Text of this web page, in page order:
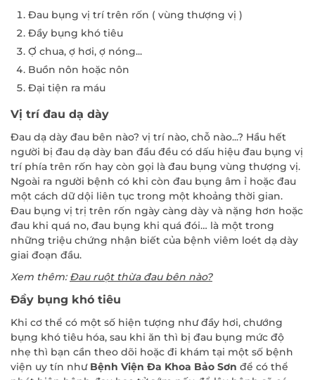
Đau bụng vị trí trên rốn ( vùng thượng vị )
Đầy bụng khó tiêu
Ợ chua, ợ hơi, ợ nóng...
Buồn nôn hoặc nôn
Đại tiện ra máu
Vị trí đau dạ dày
Đau dạ dày đau bên nào? vị trí nào, chỗ nào...? Hầu hết
người bị đau dạ dày ban đầu đều có dấu hiệu đau bụng vị
trí phía trên rốn hay còn gọi là đau bụng vùng thượng vị.
Ngoài ra người bệnh có khi còn đau bụng âm ỉ hoặc đau
một cách dữ dội liên tục trong một khoảng thời gian.
Đau bụng vị trị trên rốn ngày càng dày và nặng hơn hoặc
đau khi quá no, đau bụng khi quá đói… là một trong
những triệu chứng nhận biết của bệnh viêm loét dạ dày
giai đoạn đầu.
Xem thêm: Đau ruột thừa đau bên nào?
Đầy bụng khó tiêu
Khi cơ thể có một số hiện tượng như đầy hơi, chướng
bụng khó tiêu hóa, sau khi ăn thì bị đau bụng mức độ
nhẹ thì bạn cần theo dõi hoặc đi khám tại một số bệnh
viện uy tín như Bệnh Viện Đa Khoa Bảo Sơn để có thể